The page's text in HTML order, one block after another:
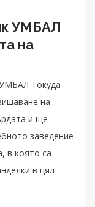
УМБАЛ
на
Токуда
на
и ще
заведение
в която са
в цял